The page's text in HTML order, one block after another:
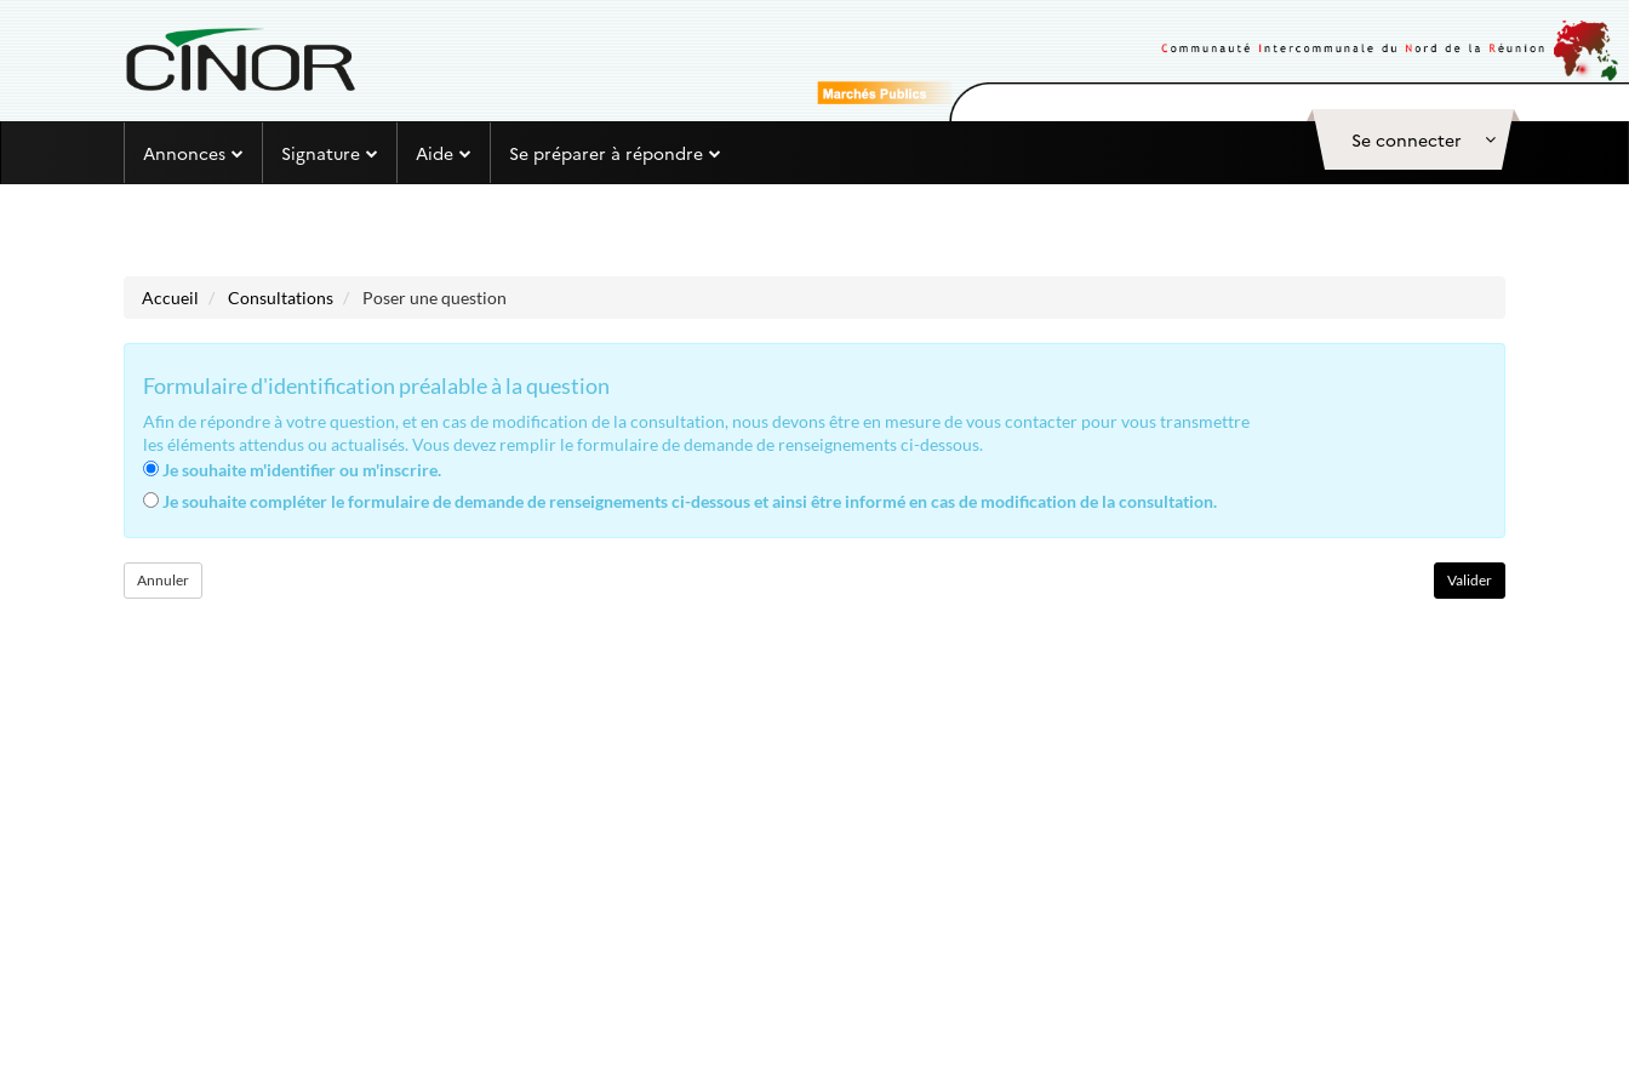
Se connecter
Annonces Signature Aide Se préparer à répondre
Accueil Consultations Poser une question
Formulaire d'identification préalable à la question
Afin de répondre à votre question, et en cas de modification de la consultation, nous devons être en mesure de vous contacter pour vous transmettre
les éléments attendus ou actualisés. Vous devez remplir le formulaire de demande de renseignements ci-dessous.
Je souhaite m'identifier ou m'inscrire.
Je souhaite compléter le formulaire de demande de renseignements ci-dessous et ainsi être informé en cas de modification de la consultation.